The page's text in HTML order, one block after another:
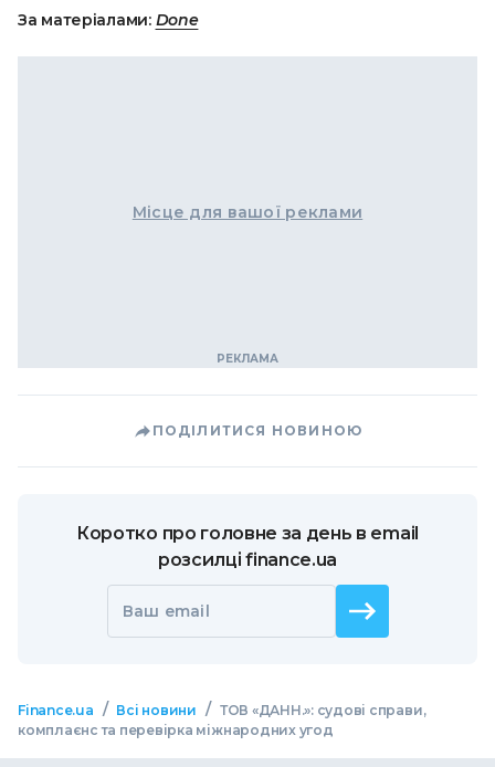
За матеріалами: Done
Місце для вашої реклами
ПОДІЛИТИСЯ НОВИНОЮ
Коротко про головне за день в email
розсилці finance.ua
Ваш email
Finance.ua / Всі новини / ТОВ «ДАНН.»: судові справи,
комплаєнс та перевірка міжнародних угод